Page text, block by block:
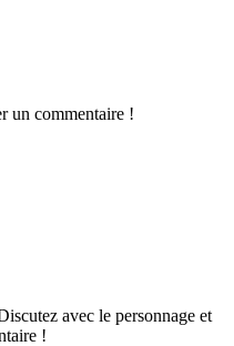
un commentaire !
avec le personnage et
!